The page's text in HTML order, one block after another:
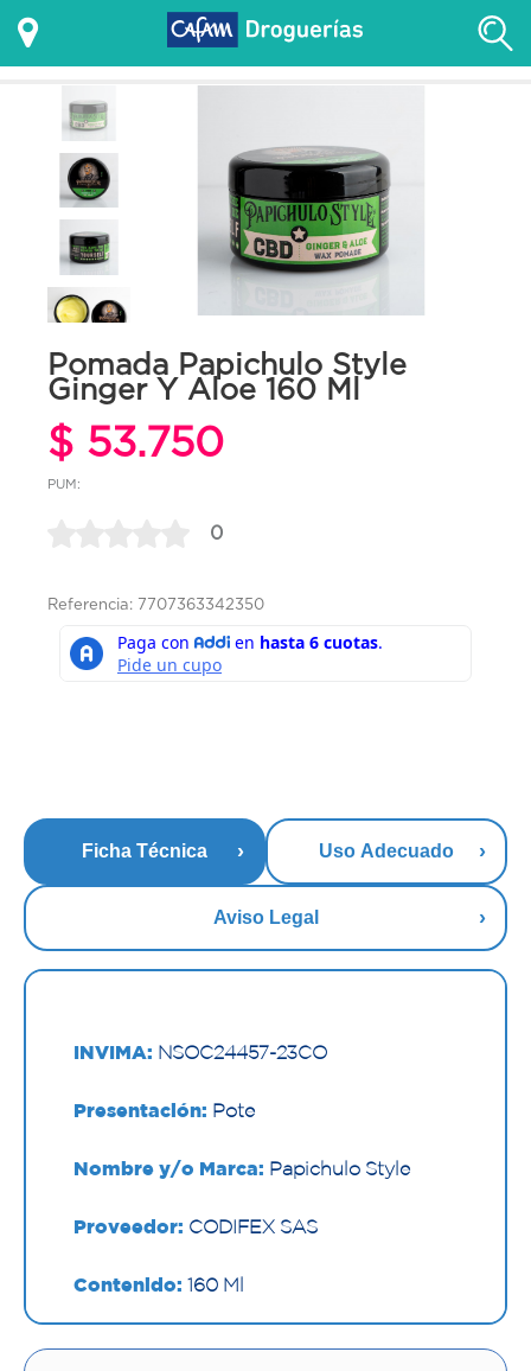
Pomada Papichulo Style
Ginger Y Aloe 160 Ml
$ 53.750
PUM:
0
Referencia: 7707363342350
Ficha Técnica Uso Adecuado
Aviso Legal
INVIMA: NSOC24457-23CO
Presentación: Pote
Nombre y/o Marca: Papichulo Style
Proveedor: CODIFEX SAS
Contenido: 160 Ml